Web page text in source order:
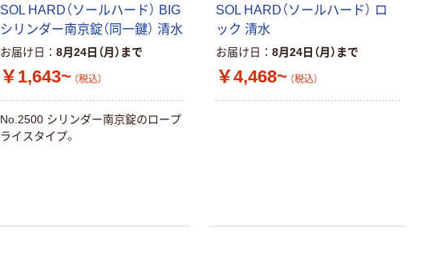
SOL HARD（ソールハード） BIG
シリンダー南京錠（同一鍵） 清水
お届け日 8月24日（月）まで
￥1,643~ （税込）
No.2500 シリンダー南京錠のロープ
ライスタイプ。
SOL HARD（ソールハード） ロ
ック 清水
お届け日 8月24日（月）まで
￥4,468~ （税込）